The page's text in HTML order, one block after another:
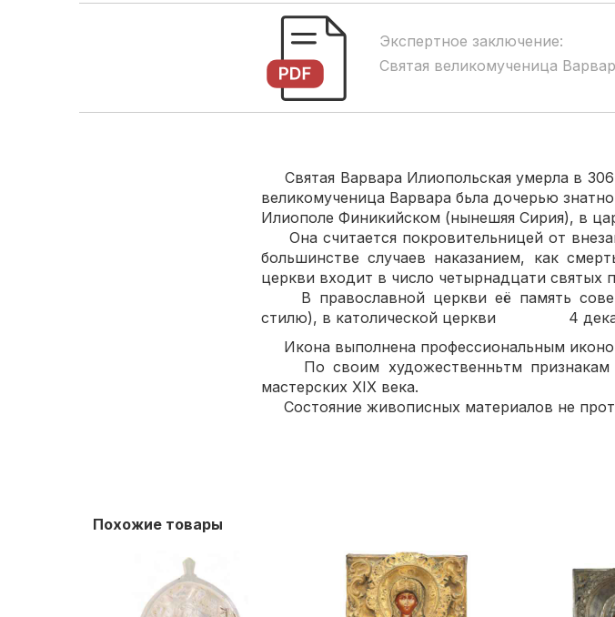
Экспертное заключение:
Святая великомученица
Святая Варвара Илиопольская умерла в 306
великомученица Варвара бьла дочерью
Илиополе Финикийском (нынешяя Сирия), в
Она считается покровительницей от
большинстве случаев наказанием, как
церкви входит в число четырнадцати святых
В православной церкви её память
стилю), в католической церкви 4
Икона выполнена профессиональным
По своим художественньтм признакам
мастерских XIX века.
Состояние живописных материалов не
Похожие товары